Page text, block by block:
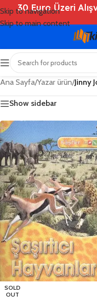
Skip to navigation
Skip to main content
30 Euro Üzeri
Ana Sayfa/Yazar ürün/Jinny
Show sidebar
SOLD
OUT